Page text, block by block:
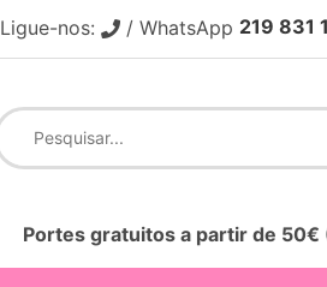
Ligue-nos: / WhatsApp 219 831
Portes gratuitos a partir de 50€